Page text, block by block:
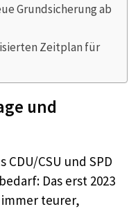
Grundsicherung ab
Zeitplan für
und
CSU und SPD
Das erst 2023
teurer,